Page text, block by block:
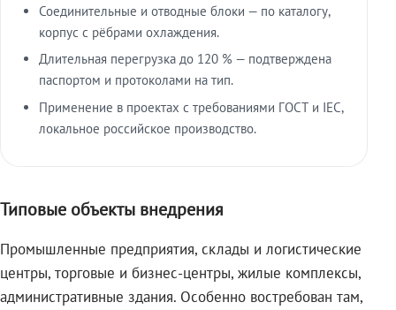
Соединительные и отводные блоки — по каталогу,
корпус с рёбрами охлаждения.
Длительная перегрузка до 120 % — подтверждена
паспортом и протоколами на тип.
Применение в проектах с требованиями ГОСТ и IEC,
локальное российское производство.
Типовые объекты внедрения
Промышленные предприятия, склады и логистические
центры, торговые и бизнес-центры, жилые комплексы,
административные здания. Особенно востребован там,